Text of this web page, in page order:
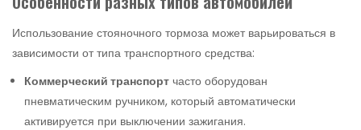
Использование стояночного тормоза может варьироваться в
зависимости от типа транспортного средства:
Коммерческий транспорт часто оборудован
пневматическим ручником, который автоматически
активируется при выключении зажигания.